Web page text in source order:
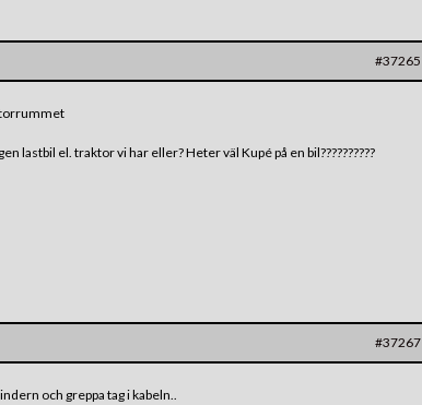
#37265
lastbil el. traktor vi har eller? Heter väl Kupé på en bil??????????
#37267
och greppa tag i kabeln..